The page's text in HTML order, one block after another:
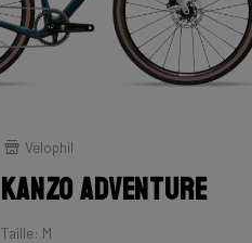
Velophil
Kanzo Adventure
Taille: M